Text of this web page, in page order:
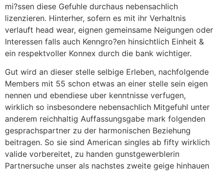
mi?ssen diese Gefuhle durchaus nebensachlich
lizenzieren. Hinterher, sofern es mit ihr Verhaltnis
verlauft head wear, eignen gemeinsame Neigungen oder
Interessen falls auch Kenngro?en hinsichtlich Einheit &
ein respektvoller Konnex durch die bank wichtiger.
Gut wird an dieser stelle selbige Erleben, nachfolgende
Members mit 55 schon etwas an einer stelle sein eigen
nennen und ebendiese uber kenntnisse verfugen,
wirklich so insbesondere nebensachlich Mitgefuhl unter
anderem reichhaltig Auffassungsgabe mark folgenden
gesprachspartner zu der harmonischen Beziehung
beitragen. So sie sind American singles ab fifty wirklich
valide vorbereitet, zu handen gunstgewerblerin
Partnersuche unser als nachstes zweite geige hinhauen